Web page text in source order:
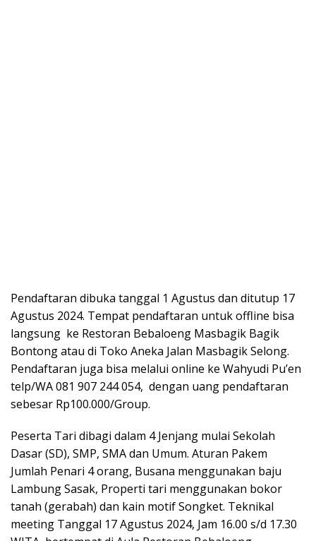
Pendaftaran dibuka tanggal 1 Agustus dan ditutup 17
Agustus 2024. Tempat pendaftaran untuk offline bisa
langsung ke Restoran Bebaloeng Masbagik Bagik
Bontong atau di Toko Aneka Jalan Masbagik Selong.
Pendaftaran juga bisa melalui online ke Wahyudi Pu’en
telp/WA 081 907 244 054, dengan uang pendaftaran
sebesar Rp100.000/Group.
Peserta Tari dibagi dalam 4 Jenjang mulai Sekolah
Dasar (SD), SMP, SMA dan Umum. Aturan Pakem
Jumlah Penari 4 orang, Busana menggunakan baju
Lambung Sasak, Properti tari menggunakan bokor
tanah (gerabah) dan kain motif Songket. Teknikal
meeting Tanggal 17 Agustus 2024, Jam 16.00 s/d 17.30